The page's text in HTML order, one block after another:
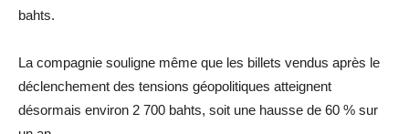
bahts.
La compagnie souligne même que les billets vendus après le
déclenchement des tensions géopolitiques atteignent
désormais environ 2 700 bahts, soit une hausse de 60 % sur